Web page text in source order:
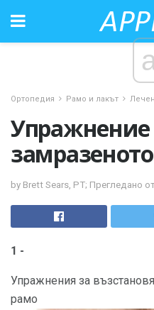
Ортопедия Рамо и лакът
Упражнение
by Brett Sears, PT; Прегледано
1 -
Упражнения за
рамо